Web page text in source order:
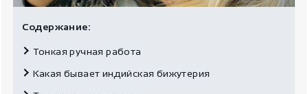
Содержание:
Тонкая ручная работа
Какая бывает индийская бижутерия